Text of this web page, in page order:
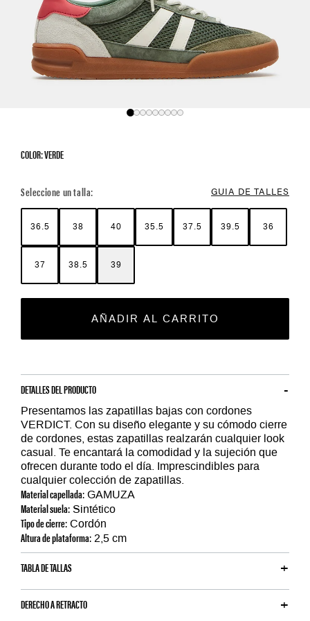
COLOR: VERDE
Seleccione un talla: GUIA DE TALLES
36.5 38 40 35.5 37.5 39.5 36
37 38.5 39
AÑADIR AL CARRITO
DETALLES DEL PRODUCTO
Presentamos las zapatillas bajas con cordones
VERDICT. Con su diseño elegante y su cómodo cierre
de cordones, estas zapatillas realzarán cualquier look
casual. Te encantará la comodidad y la sujeción que
ofrecen durante todo el día. Imprescindibles para
cualquier colección de zapatillas.
Material capellada:GAMUZA
Material suela: Sintético
Tipo de cierre:Cordón
Altura de plataforma:2,5 cm
TABLA DE TALLAS
DERECHO A RETRACTO